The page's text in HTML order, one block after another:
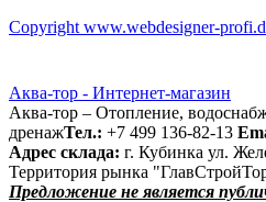
Copyright www.webdesigner-
Аква-тор - Интернет-магазин
Аква-тор – Отопление,
дренажТел.: +7 499 136-82-13
Адрес склада: г. Кубинка ул.
Территория рынка
Предложение не является